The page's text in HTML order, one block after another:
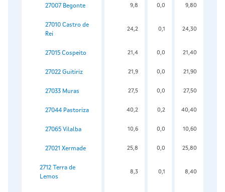
27007 Begonte 9,8 0,0 9,80
27010 Castro de
Rei
24,2 0,1 24,30
27015 Cospeito 21,4 0,0 21,40
27022 Guitiriz 21,9 0,0 21,90
27033 Muras 27,5 0,0 27,50
27044 Pastoriza 40,2 0,2 40,40
27065 Vilalba 10,6 0,0 10,60
27021 Xermade 25,8 0,0 25,80
2712 Terra de
Lemos
8,3 0,1 8,40